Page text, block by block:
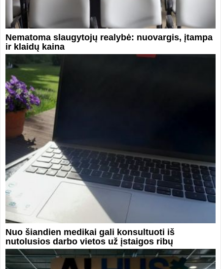
Nematoma slaugytojų realybė: nuovargis, įtampa
ir klaidų kaina
Nuo šiandien medikai gali konsultuoti iš
nutolusios darbo vietos už įstaigos ribų